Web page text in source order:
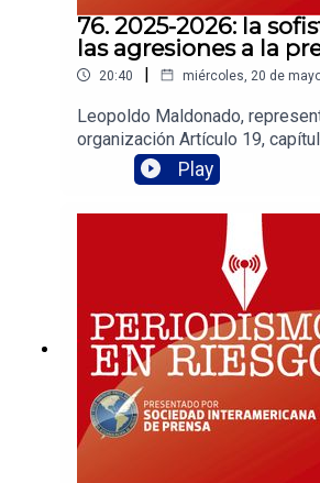
76. 2025-2026: la
las agresiones a la
20:40 | miércoles, 20 de
Leopoldo Maldonado,
organización Artículo 19,
Centroamérica, expone el grave
agresiones a la prensa,
gobiernos, fuerzas armadas y
Un momento preocupante para
comunicadores, pero del que
callar para que no impere la
Play